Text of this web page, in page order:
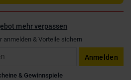
mehr verpassen
anmelden & Vorteile sichern
Anmelden
& Gewinnspiele